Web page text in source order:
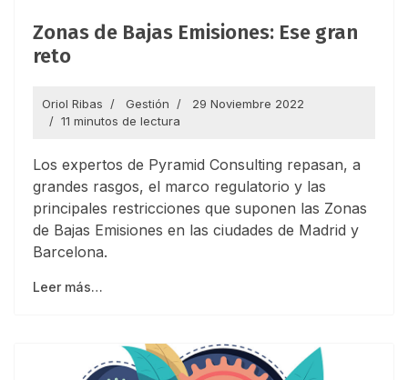
Zonas de Bajas Emisiones: Ese gran
reto
Oriol Ribas Gestión
29 Noviembre 2022
11 minutos de lectura
Los expertos de Pyramid Consulting repasan, a
grandes rasgos, el marco regulatorio y las
principales restricciones que suponen las Zonas
de Bajas Emisiones en las ciudades de Madrid y
Barcelona.
Leer más…